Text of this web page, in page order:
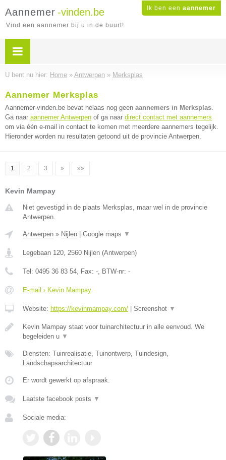
Ik ben een aannemer
Aannemer -vinden.be
Vind een aannemer bij u in de buurt!
U bent nu hier: Home » Antwerpen » Merksplas
Aannemer Merksplas
Aannemer-vinden.be bevat helaas nog geen aannemers in Merksplas.
Ga naar aannemer Antwerpen of ga naar direct contact met aannemers
om via één e-mail in contact te komen met meerdere aannemers tegelijk.
Hieronder worden nu resultaten getoond uit de provincie Antwerpen.
1 2 3 » »»
Kevin Mampay
Niet gevestigd in de plaats Merksplas, maar wel in de provincie
Antwerpen.
Antwerpen » Nijlen Google maps ▼
Legebaan 120, 2560 Nijlen (Antwerpen)
Tel: 0495 36 83 54, Fax: -, BTW-nr: -
E-mail › Kevin Mampay
Website: https://kevinmampay.com/ Screenshot ▼
Kevin Mampay staat voor tuinarchitectuur in alle eenvoud. We
begeleiden u ▼
Diensten: Tuinrealisatie, Tuinontwerp, Tuindesign,
Landschapsarchitectuur
Er wordt gewerkt op afspraak.
Laatste facebook posts ▼
Sociale media: